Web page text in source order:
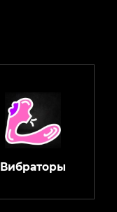
Вибраторы